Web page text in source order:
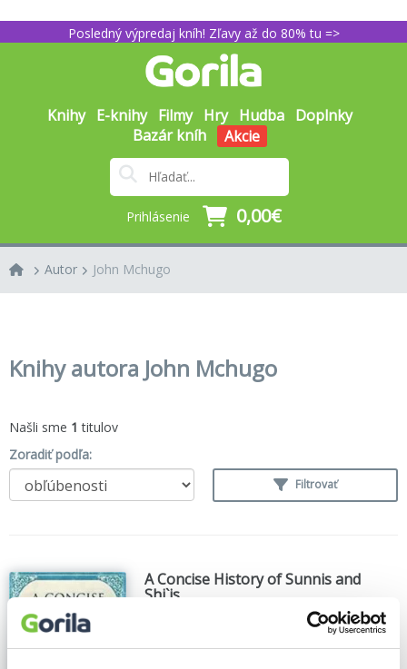
Posledný výpredaj kníh! Zľavy až do 80% tu =>
Knihy E-knihy Filmy Hry Hudba Doplnky
Bazár kníh
Akcie
Prihlásenie 0,00€
Autor John Mchugo
Knihy autora John Mchugo
Našli sme 1 titulov
Zoradiť podľa:
Filtrovať
A Concise History of Sunnis and
Shi`is